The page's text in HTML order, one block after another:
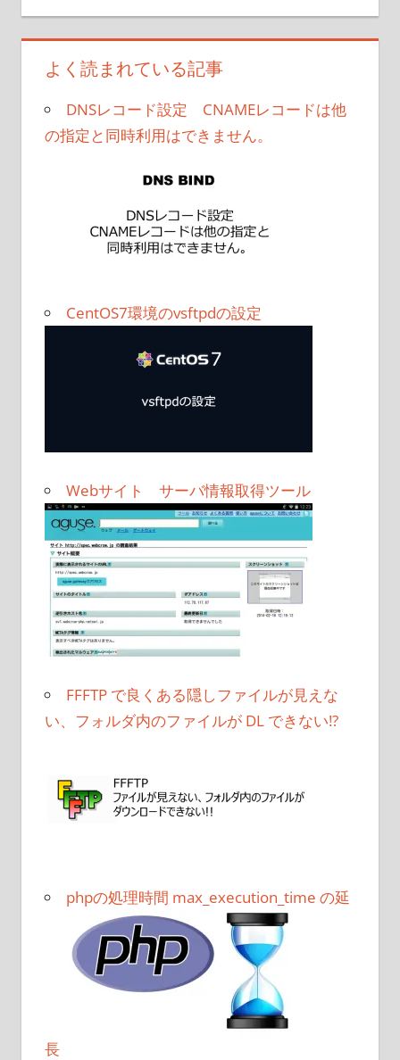
よく読まれている記事
DNSレコード設定 CNAMEレコードは他
の指定と同時利用はできません。
CentOS7環境のvsftpdの設定
Webサイト サーバ情報取得ツール
FFFTP で良くある隠しファイルが見えな
い、フォルダ内のファイルが DL できない!?
phpの処理時間 max_execution_time の延
長